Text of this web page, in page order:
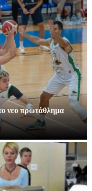
νεο πρωτάθλημα